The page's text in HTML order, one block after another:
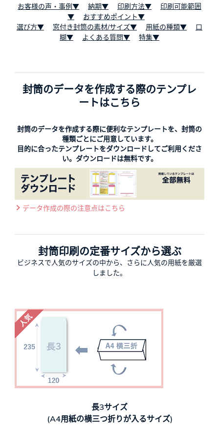
お客様の声・事例▼ 納期▼ 印刷方法▼
印刷可能範囲
▼
おすすめポイント▼
選び方▼
窓付き封筒の素材/サイズ▼ 用紙の種類▼
口
糊▼
よくある質問▼ 特集▼
封筒のデータを作成する際のテンプレ
ートはこちら
封筒のデータを作成する際に便利なテンプレートを、封筒の
種類ごとにご用意しています。
目的に合ったテンプレートをダウンロードしてご利用くださ
い。ダウンロードは無料です。
データ作成の際の注意点はこちら
封筒印刷の定番サイズから選ぶ
ビジネスで人気のサイズの中から、さらに人気の用紙を厳選
しました。
長3サイズ
(A4用紙の横三つ折りが入るサイズ)